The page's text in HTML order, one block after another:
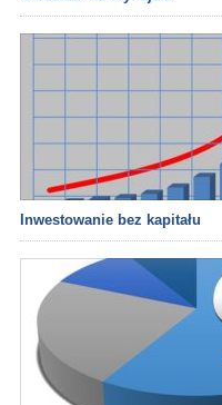
Inwestowanie bez kapitału